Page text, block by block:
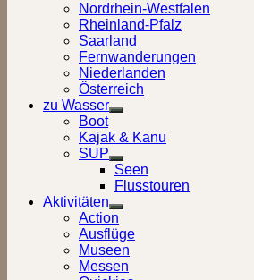
Nordrhein-Westfalen
Rheinland-Pfalz
Saarland
Fernwanderungen
Niederlanden
Österreich
zu Wasser
Show
sub
menu
Boot
Kajak & Kanu
SUP
Show
sub
menu
Seen
Flusstouren
Aktivitäten
Show
sub
menu
Action
Ausflüge
Museen
Messen